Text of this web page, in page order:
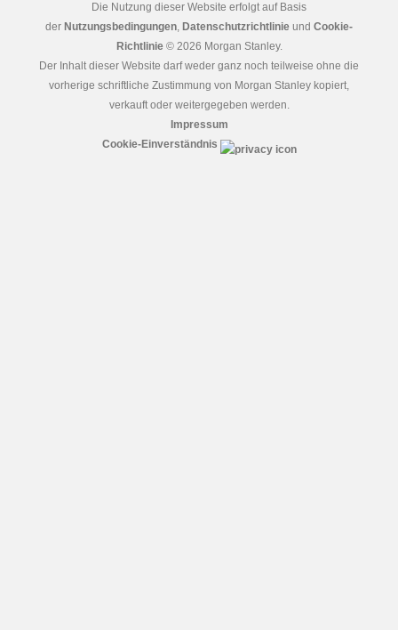
Die Nutzung dieser Website erfolgt auf Basis
der Nutzungsbedingungen, Datenschutzrichtlinie und Cookie-
Richtlinie© 2026 Morgan Stanley.
Der Inhalt dieser Website darf weder ganz noch teilweise ohne die
vorherige schriftliche Zustimmung von Morgan Stanley kopiert,
verkauft oder weitergegeben werden.
Impressum
Cookie-Einverständnis